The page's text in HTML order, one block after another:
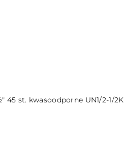
st. kwasoodporne UN1/2-1/2K